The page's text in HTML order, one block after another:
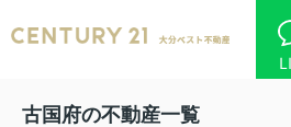
古国府の不動産一覧